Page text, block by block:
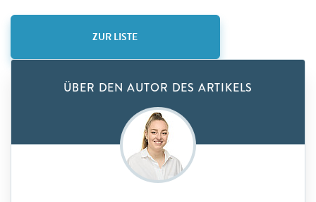
ZUR LISTE
ÜBER DEN AUTOR DES ARTIKELS